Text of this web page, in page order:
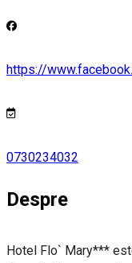
https://
0730234032
Despre
Hotel Flo` Mary***